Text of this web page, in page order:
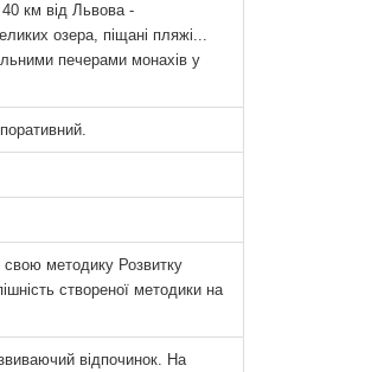
км від Львова -
озера, піщані пляжі...
печерами монахів у
свою методику Розвитку
створеної методики на
відпочинок. На